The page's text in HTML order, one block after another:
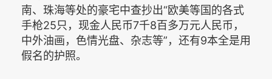
南、珠海等处的豪宅中查抄出“欧美等国的各式
手枪25只，现金人民币7千8百多万元人民币，
中外油画，色情光盘、杂志等”，还有9本全是用
假名的护照。